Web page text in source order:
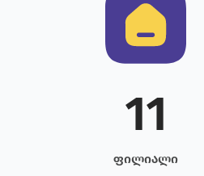
11
ფილიალი